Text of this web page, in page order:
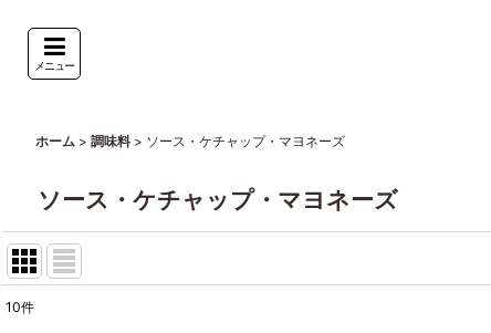
メニュー
ホーム > 調味料 > ソース・ケチャップ・マヨネーズ
ソース・ケチャップ・マヨネーズ
10件